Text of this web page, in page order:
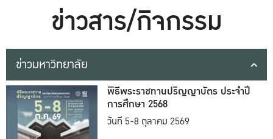
ข่าวสาร/กิจกรรม
ข่าวมหาวิทยาลัย
พิธีพระราชทานปริญญาบัตร ประจำปี
การศึกษา 2568
วันที่ 5-8 ตุลาคม 2569